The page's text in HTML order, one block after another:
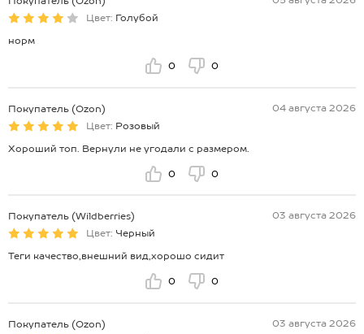
Цвет: Голубой
норм
0 0
Покупатель (Ozon)
04 августа 2026
Цвет: Розовый
Хороший топ. Вернули не угодали с размером.
0 0
Покупатель (Wildberries)
03 августа 2026
Цвет: Черный
Теги качество,внешний вид,хорошо сидит
0 0
Покупатель (Ozon)
03 августа 2026